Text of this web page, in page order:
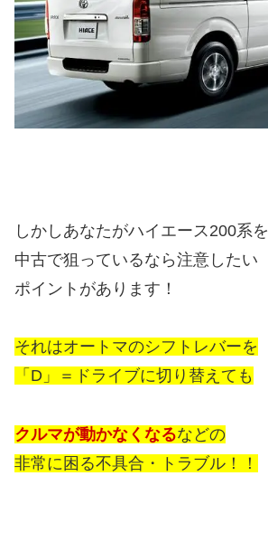
しかしあなたがハイエース200系を
中古で狙っているなら注意したい
ポイントがあります！
それはオートマのシフトレバーを
「D」＝ドライブに切り替えても
クルマが動かなくなるなどの
非常に困る不具合・トラブル！！